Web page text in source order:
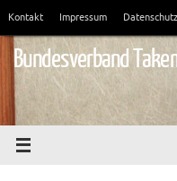
springen
Kontakt Impressum Datenschutz
Bundesverband